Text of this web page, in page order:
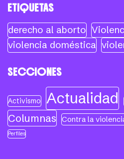
ETIQUETAS
derecho al aborto
violencia doméstica
SECCIONES
Activismo Actualidad
Columnas Contra la
Perfiles